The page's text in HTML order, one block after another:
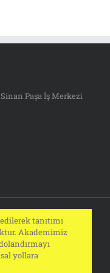
Paşa İş Merkezi
tanıtımı
Akademimiz
yollara